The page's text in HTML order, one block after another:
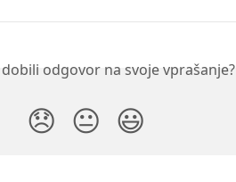
odgovor na svoje vprašanje?
😞 😐 😃